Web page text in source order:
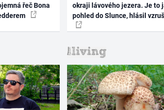
řeč Bona
okraji lávového jezera. Je to
pohled do Slunce, hlásil